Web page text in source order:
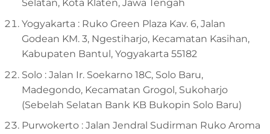
Selatan, Kota Klaten, Jawa Tengah
Yogyakarta : Ruko Green Plaza Kav. 6, Jalan
Godean KM. 3, Ngestiharjo, Kecamatan Kasihan,
Kabupaten Bantul, Yogyakarta 55182
Solo : Jalan Ir. Soekarno 18C, Solo Baru,
Madegondo, Kecamatan Grogol, Sukoharjo
(Sebelah Selatan Bank KB Bukopin Solo Baru)
Purwokerto : Jalan Jendral Sudirman Ruko Aroma